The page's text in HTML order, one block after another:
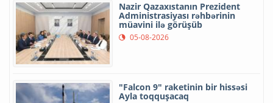
Nazir Qazaxıstanın Prezident
Administrasiyası rəhbərinin
müavini ilə görüşüb
05-08-2026
"Falcon 9" raketinin bir hissəsi
Ayla toqquşacaq